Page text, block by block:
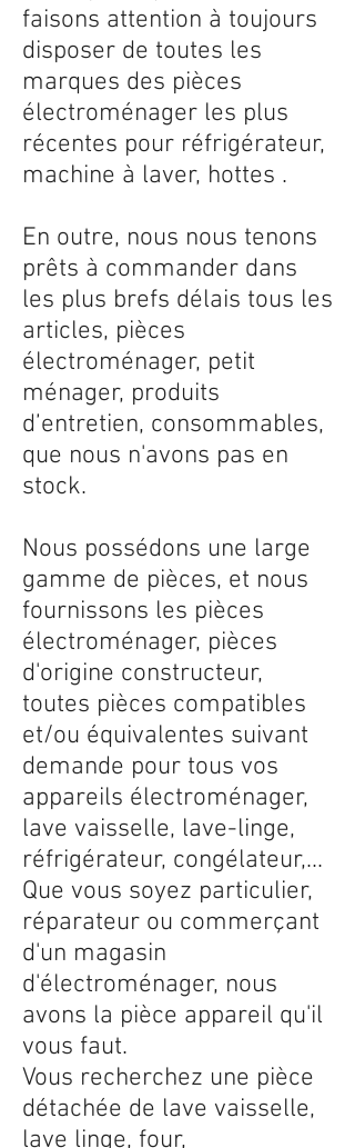
faisons attention à toujours
disposer de toutes les
marques des pièces
électroménager les plus
récentes pour réfrigérateur,
machine à laver, hottes .
En outre, nous nous tenons
prêts à commander dans
les plus brefs délais tous les
articles, pièces
électroménager, petit
ménager, produits
d’entretien, consommables,
que nous n'avons pas en
stock.
Nous possédons une large
gamme de pièces, et nous
fournissons les pièces
électroménager, pièces
d'origine constructeur,
toutes pièces compatibles
et/ou équivalentes suivant
demande pour tous vos
appareils électroménager,
lave vaisselle, lave-linge,
réfrigérateur, congélateur,...
Que vous soyez particulier,
réparateur ou commerçant
d'un magasin
d'électroménager, nous
avons la pièce appareil qu'il
vous faut.
Vous recherchez une pièce
détachée de lave vaisselle,
lave linge, four,